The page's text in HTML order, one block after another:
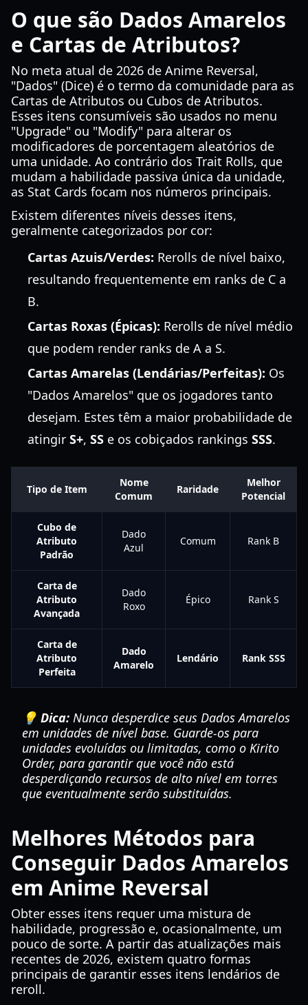
O que são Dados Amarelos
e Cartas de Atributos?
No meta atual de 2026 de Anime Reversal,
"Dados" (Dice) é o termo da comunidade para as
Cartas de Atributos ou Cubos de Atributos.
Esses itens consumíveis são usados no menu
"Upgrade" ou "Modify" para alterar os
modificadores de porcentagem aleatórios de
uma unidade. Ao contrário dos Trait Rolls, que
mudam a habilidade passiva única da unidade,
as Stat Cards focam nos números principais.
Existem diferentes níveis desses itens,
geralmente categorizados por cor:
Cartas Azuis/Verdes: Rerolls de nível baixo,
resultando frequentemente em ranks de C a
B.
Cartas Roxas (Épicas): Rerolls de nível médio
que podem render ranks de A a S.
Cartas Amarelas (Lendárias/Perfeitas): Os
"Dados Amarelos" que os jogadores tanto
desejam. Estes têm a maior probabilidade de
atingir S+, SS e os cobiçados rankings SSS.
Tipo de Item
Nome
Comum
Raridade
Melhor
Potencial
Cubo de
Atributo
Padrão
Dado
Azul
Comum Rank B
Carta de
Atributo
Avançada
Dado
Roxo
Épico Rank S
Carta de
Atributo
Perfeita
Dado
Amarelo
Lendário Rank SSS
💡 Dica: Nunca desperdice seus Dados Amarelos
em unidades de nível base. Guarde-os para
unidades evoluídas ou limitadas, como o Kirito
Order, para garantir que você não está
desperdiçando recursos de alto nível em torres
que eventualmente serão substituídas.
Melhores Métodos para
Conseguir Dados Amarelos
em Anime Reversal
Obter esses itens requer uma mistura de
habilidade, progressão e, ocasionalmente, um
pouco de sorte. A partir das atualizações mais
recentes de 2026, existem quatro formas
principais de garantir esses itens lendários de
reroll.